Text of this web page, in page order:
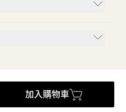
加入購物車